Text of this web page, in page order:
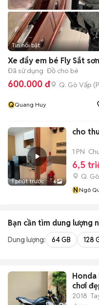
Tin nổi bật
Xe đẩy em bé Fly Sắt
Đã sử dụng Đồ cho bé
600.000 đ Q. Gò Vấp (
QQuang Huy
1 phút trước 6
cho
1 PN
6,5
Q.
NNgô
Bạn cần tìm dung lượng
Dung lượng: 64 GB 128
Honda
chơi
2018